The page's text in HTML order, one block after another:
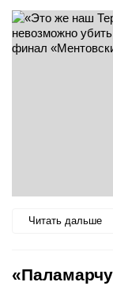
Читать дальше